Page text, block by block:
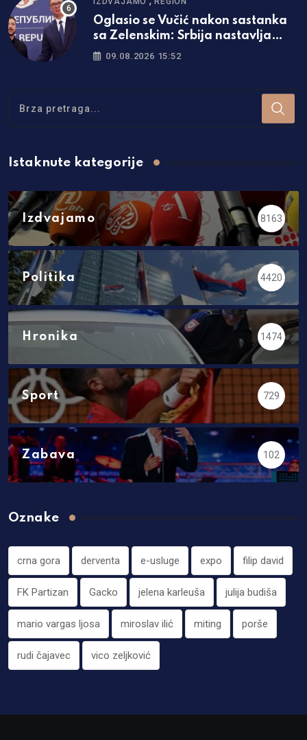
Oglasio se Vučić nakon sastanka
sa Zelenskim: Srbija nastavlja
politiku neutralnosti
09.08.2026 15:52
Istaknute kategorije
Izdvajamo 8163
Politika 4420
Hronika 1474
Sport 729
Zabava 102
Oznake
crna gora derventa e-usluge expo filip david
FK Partizan Gacko jelena karleuša julija budiša
mario vargas ljosa miroslav ilić miting porše
rudi čajavec vico zeljković